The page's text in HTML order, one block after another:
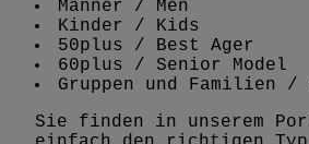
Männer / Men
Kinder / Kids
50plus / Best Ager
60plus / Senior Model
Gruppen und Familien /
Sie finden in unserem